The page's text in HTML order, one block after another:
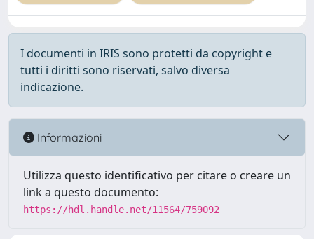
I documenti in IRIS sono protetti da copyright e
tutti i diritti sono riservati, salvo diversa
indicazione.
Informazioni
Utilizza questo identificativo per citare o creare un
link a questo documento:
https://hdl.handle.net/11564/759092